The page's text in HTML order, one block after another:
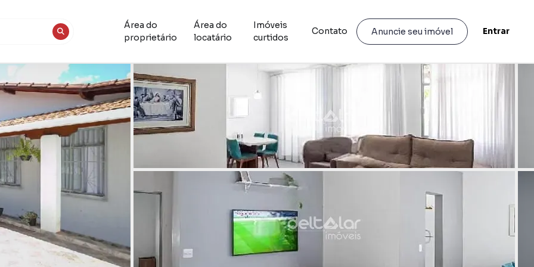
Área do
proprietário
Área do
locatário
Imóveis
curtidos
Contato Anuncie seu imóvel Entrar